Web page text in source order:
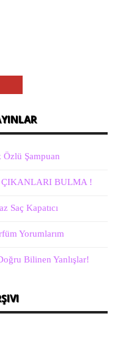
Özlü Şampuan
ÇIKANLARI BULMA !
Saç Kapatıcı
Yorumlarım
Bilinen Yanlışlar!